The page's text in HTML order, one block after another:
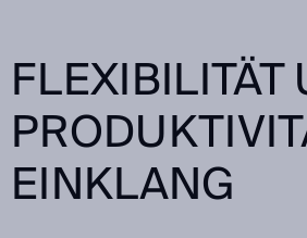
FLEXIBILITÄT
EINKLANG